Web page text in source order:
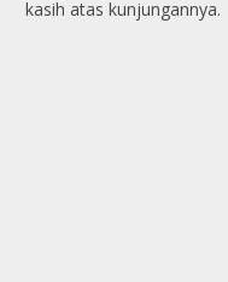
kasih atas kunjungannya.